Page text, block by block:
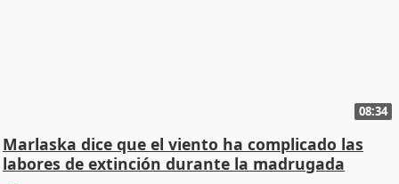
08:34
Marlaska dice que el viento ha complicado las
labores de extinción durante la madrugada